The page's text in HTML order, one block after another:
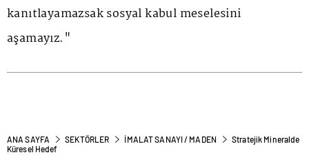
kanıtlayamazsak sosyal kabul meselesini
aşamayız."
ANA SAYFA SEKTÖRLER İMALAT SANAYI / MADEN
Stratejik Mineralde
Küresel Hedef